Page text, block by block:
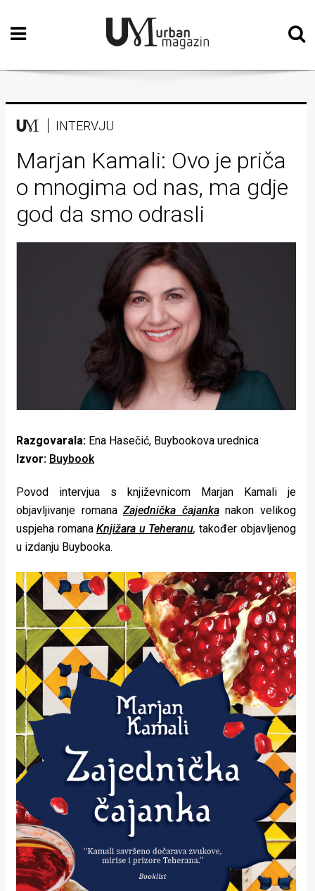
Početna
Vizualne
Teatar
Književnost
Muzika
Film
Intervju
Zdravlje
Za
u
pokretu
Ideje
koje
rade
Urban
Places
Aktivizam
Aktuelnosti
Promo
About
Urban
Magazin
INTERVJU
Marjan Kamali: Ovo je priča
o mnogima od nas, ma gdje
god da smo odrasli
Razgovarala: Ena Hasečić, Buybookova urednica
Izvor: Buybook
Povod intervjua s književnicom Marjan Kamali je
objavljivanje romanaZajednička čajankanakon velikog
uspjeha romanaKnjižara u Teheranu,također objavljenog
u izdanju Buybooka.